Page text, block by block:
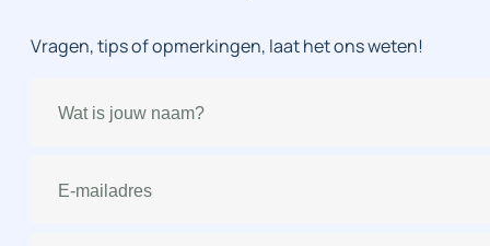
Vragen, tips of opmerkingen, laat het ons weten!
mailadres(Vereist)